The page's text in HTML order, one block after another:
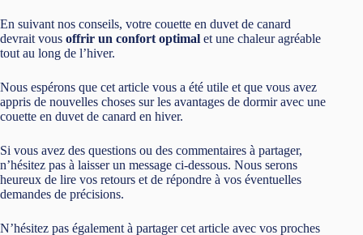
En suivant nos conseils, votre couette en duvet de canard
devrait vous offrir un confort optimal et une chaleur agréable
tout au long de l’hiver.
Nous espérons que cet article vous a été utile et que vous avez
appris de nouvelles choses sur les avantages de dormir avec une
couette en duvet de canard en hiver.
Si vous avez des questions ou des commentaires à partager,
n’hésitez pas à laisser un message ci-dessous. Nous serons
heureux de lire vos retours et de répondre à vos éventuelles
demandes de précisions.
N’hésitez pas également à partager cet article avec vos proches